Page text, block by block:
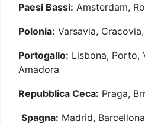
Paesi Bassi: Amsterdam,
Polonia: Varsavia,
Portogallo: Lisbona, Porto,
Amadora
Repubblica Ceca: Praga,
Spagna: Madrid,